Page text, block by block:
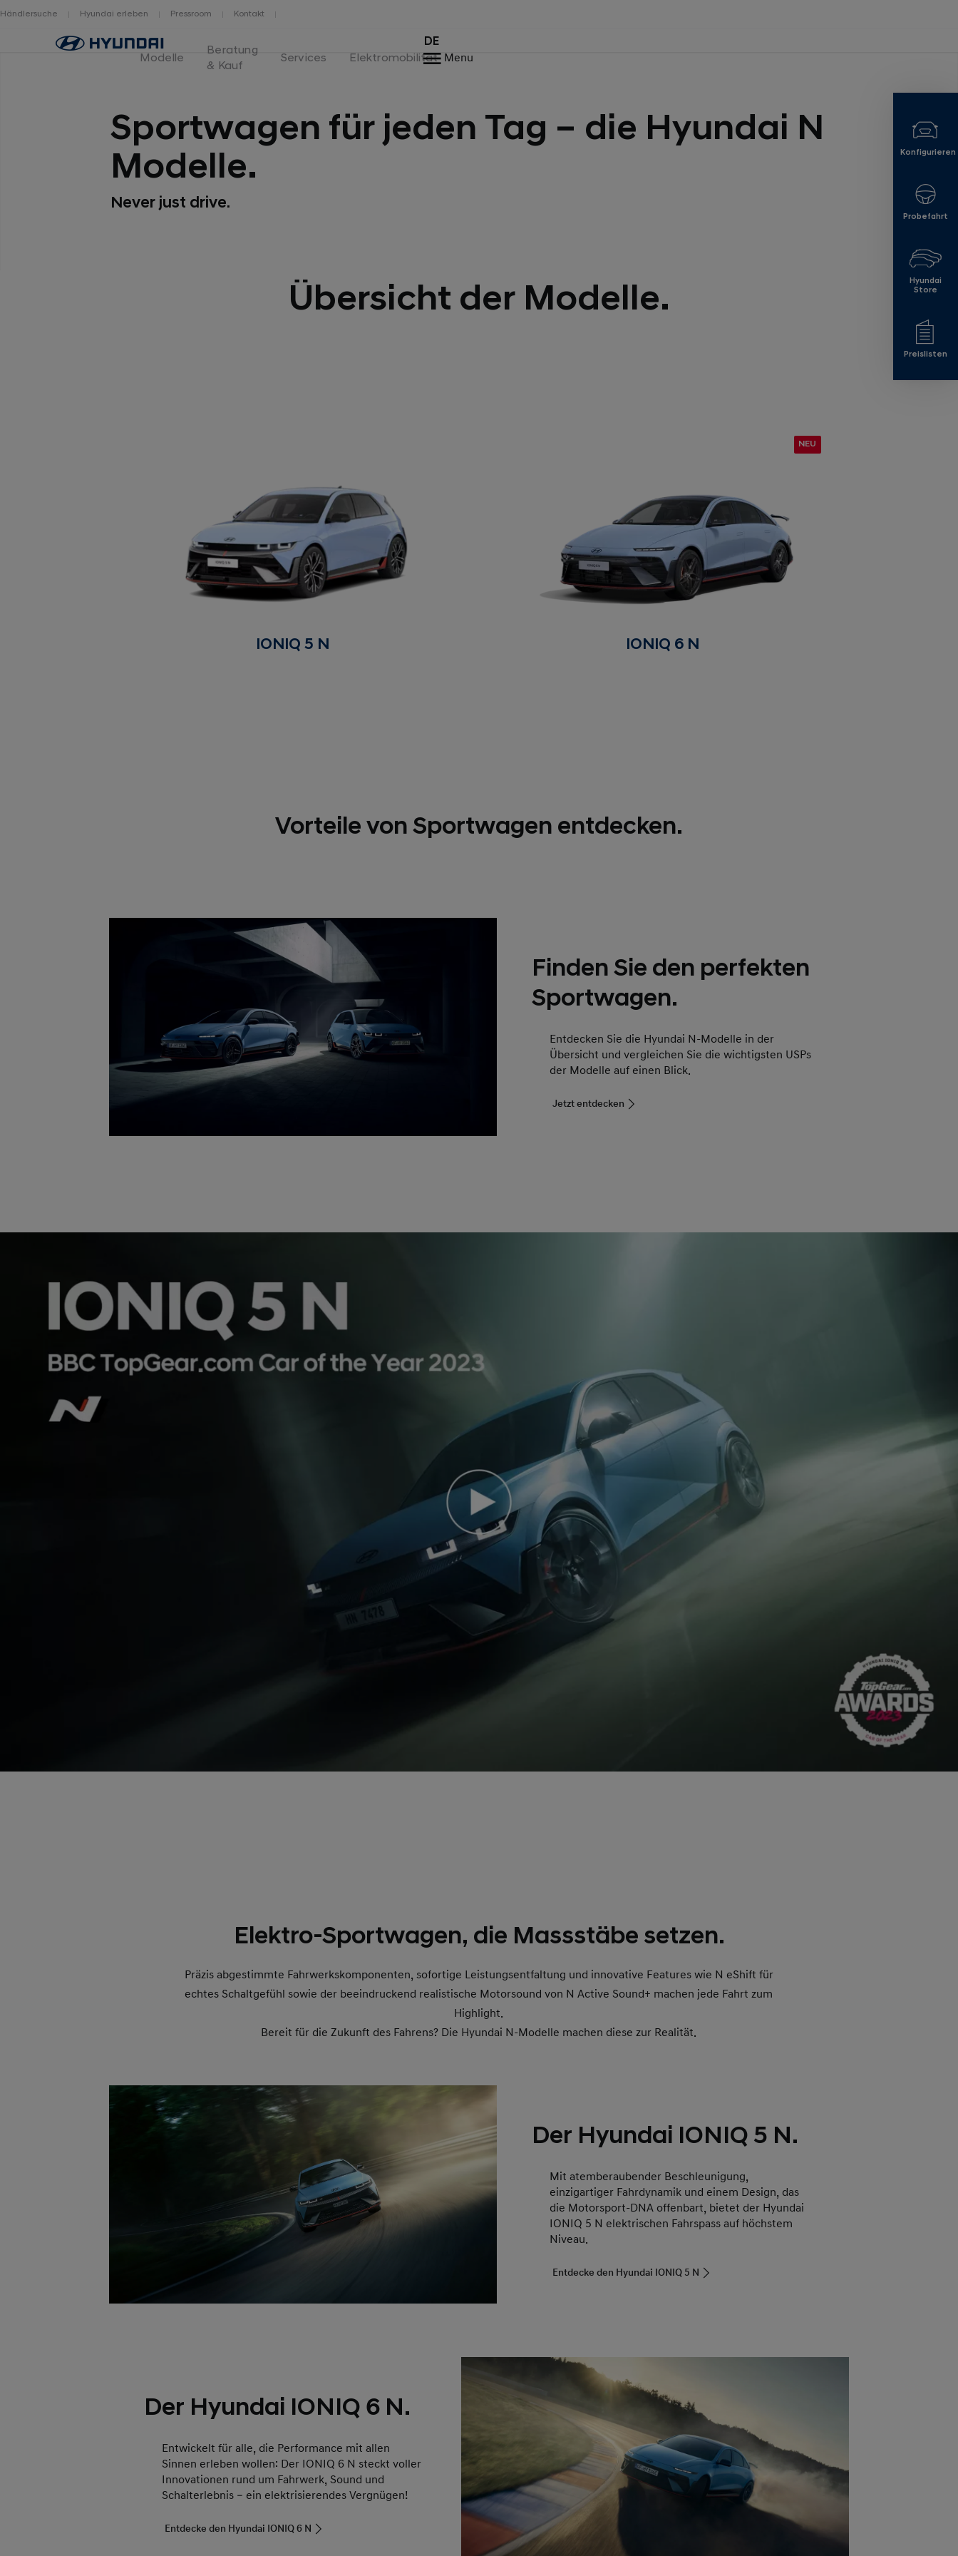
Händlersuche Hyundai erleben Pressroom Kontakt
Logo
Hyundai
Switzerland
Modelle
Beratung
& Kauf
Services Elektromobilität
DE
Menu
Sportwagen für jeden Tag – die Hyundai N
Modelle.
Never just drive.
Übersicht der Modelle.
Konfigurieren
Probefahrt
Hyundai
Store
Preislisten
IONIQ 5 N
NEU
IONIQ 6 N
Vorteile von Sportwagen entdecken.
Finden Sie den perfekten
Sportwagen.
Entdecken Sie die Hyundai N-Modelle in der
Übersicht und vergleichen Sie die wichtigsten USPs
der Modelle auf einen Blick.
Jetzt entdecken
Elektro-Sportwagen, die Massstäbe setzen.
Präzis abgestimmte Fahrwerkskomponenten, sofortige Leistungsentfaltung und innovative Features wie N eShift für
echtes Schaltgefühl sowie der beeindruckend realistische Motorsound von N Active Sound+ machen jede Fahrt zum
Highlight.
Bereit für die Zukunft des Fahrens? Die Hyundai N-Modelle machen diese zur Realität.
Der Hyundai IONIQ 5 N.
Mit atemberaubender Beschleunigung,
einzigartiger Fahrdynamik und einem Design, das
die Motorsport-DNA offenbart, bietet der Hyundai
IONIQ 5 N elektrischen Fahrspass auf höchstem
Niveau.
Entdecke den Hyundai IONIQ 5 N
Der Hyundai IONIQ 6 N.
Entwickelt für alle, die Performance mit allen
Sinnen erleben wollen: Der IONIQ 6 N steckt voller
Innovationen rund um Fahrwerk, Sound und
Schalterlebnis – ein elektrisierendes Vergnügen!
Entdecke den Hyundai IONIQ 6 N